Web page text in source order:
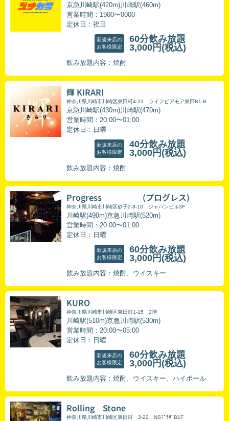
京急川崎駅(420m)川崎駅(460m)
営業時間：1900〜0000
定休日：祝日
新規来店の
お客様限定
60分飲み放題
3,000円 (税込)
飲み放題内容：焼酎
輝 KIRARI
神奈川県川崎市川崎区東田町4-23 ライフピアモア東田B1-B
京急川崎駅(430m)川崎駅(470m)
営業時間：20:00〜01:00
定休日：日曜
新規来店の
お客様限定
40分飲み放題
3,000円 (税込)
飲み放題内容：焼酎
Progress (プログレス)
神奈川県川崎市川崎区砂子2-8-10 ジャパンビル3F
川崎駅(490m)京急川崎駅(520m)
営業時間：20:00〜01:00
定休日：日曜
新規来店の
お客様限定
60分飲み放題
3,000円 (税込)
飲み放題内容：焼酎、ウイスキー
KURO
神奈川県川崎市川崎区東田町1-15 2階
川崎駅(510m)京急川崎駅(530m)
営業時間：20:00〜05:00
定休日：日曜
新規来店の
お客様限定
60分飲み放題
3,000円 (税込)
飲み放題内容：焼酎、ウイスキー、ハイボール
Rolling Stone
神奈川県川崎市川崎区東田町 3-22 NSﾌﾟﾗｻﾞB1F